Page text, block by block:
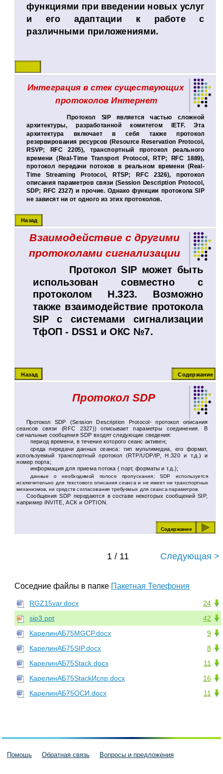
функциями при введении новых услуг
и его адаптации к работе с
различными приложениями.
Интеграция в стек существующих
протоколов Интернет
Протокол SIP является частью сложной
архитектуры, разработанной комитетом IETF. Эта
архитектура включает в себя также протокол
резервирования ресурсов (Resource Reservation Protocol,
RSVP; RFC 2205), транспортный протокол реального
времени (Real-Time Transport Protocol, RTP; RFC 1889),
протокол передачи потоков в реальном времени (Real-
Time Streaming Protocol, RTSP; RFC 2326), протокол
описания параметров связи (Session Description Protocol,
SDP; RFC 2327) и прочие. Однако функции протокола SIP
не зависят ни от одного из этих протоколов.
Назад
Взаимодействие с другими
протоколами сигнализации
Протокол SIP может быть
использован совместно с
протоколом Н.323. Возможно
также взаимодействие протокола
SIP с системами сигнализации
ТфОП - DSS1 и ОКС №7.
Назад Содержание
Протокол SDP
Протокол SDP (Session Description Protocol- протокол описания
сеансов связи (RFC 2327)) описывает параметры соединения. В
сигнальные сообщения SDP входят следующие сведения:
период времени, в течение которого сеанс активен;
среда передачи данных сеанса: тип мультимедиа, его формат,
используемый транспортный протокол (RTP/UDP/IP, H.320 и т.д.) и
номер порта;
информация для приема потока ( порт, форматы и т.д.);
данные о необходимой полосе пропускания; SDP используется
исключительно для текстового описания сеанса и не имеет ни транспортных
механизмов, ни средств согласования требуемых для сеанса параметров.
Сообщения SDP передаются в составе некоторых сообщений SIP,
например INVITE, ACK и OPTION.
Содержание
1 / 11 Следующая >
Соседние файлы в папке Пакетная Телефония
24
RGZ15var.docx
42
sip3.ppt
9
КарелинАБ75MGCP.docx
8
КарелинАБ75SIP.docx
11
КарелинАБ75Stack.docx
16
КарелинАБ75StackИспр.docx
11
КарелинАБ75ОСИ.docx
Помощь Обратная связь Вопросы и предложения